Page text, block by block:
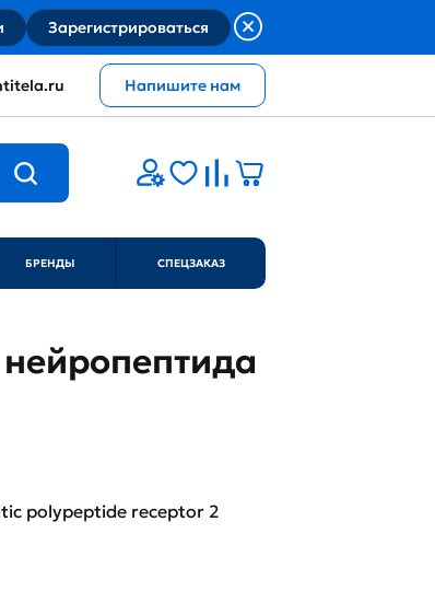
Зарегистрироваться
Напишите нам
БРЕНДЫ СПЕЦЗАКАЗ
polypeptide receptor 2